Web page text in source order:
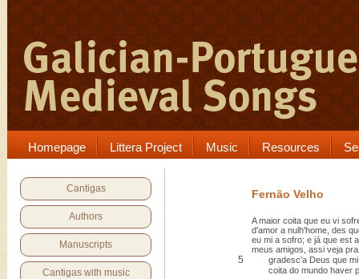
Homepage Littera Project Music Resources
Cantigas
Authors
Manuscripts
Cantigas with music
Fernão Velho
A maior coita que eu vi
d'amor a nulh'home, des
eu mi a sofro; e já que est
meus amigos, assi veja
5
gradesc'a Deus que mi
coita do mundo haver